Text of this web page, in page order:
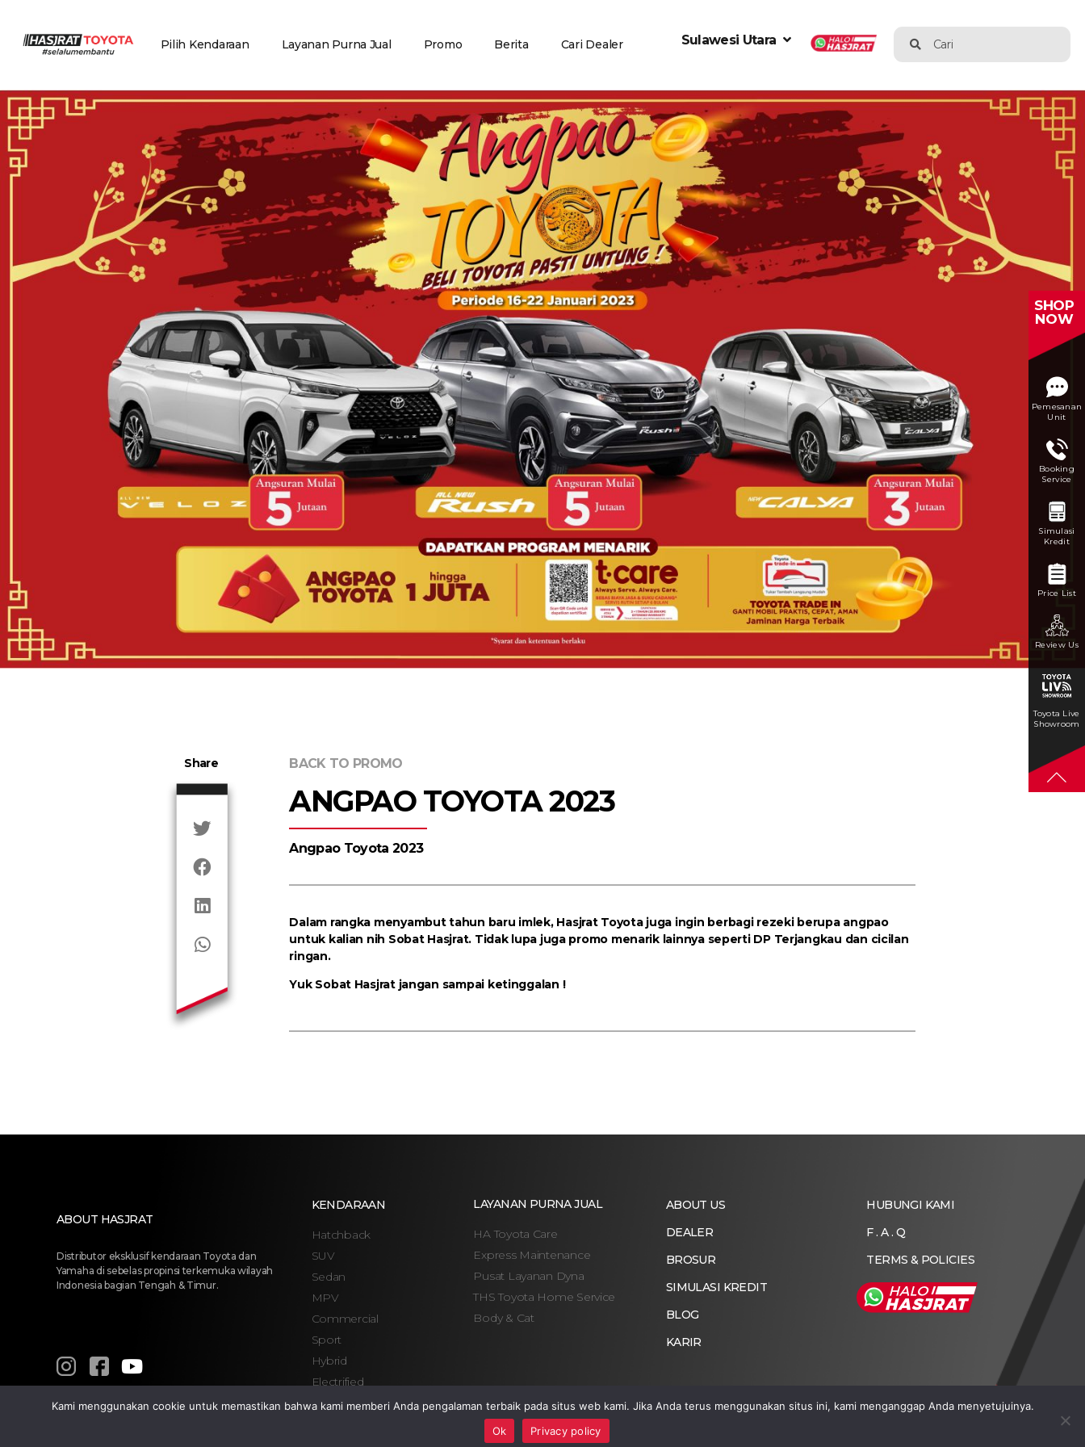
Pilih Kendaraan Layanan Purna Jual Promo Berita Cari Dealer Sulawesi Utara Cari
Share BACK TO PROMO
ANGPAO TOYOTA 2023
Angpao Toyota 2023
Dalam rangka menyambut tahun baru imlek, Hasjrat Toyota juga ingin berbagi rezeki berupa angpao
untuk kalian nih Sobat Hasjrat. Tidak lupa juga promo menarik lainnya seperti DP Terjangkau dan cicilan
ringan.
Yuk Sobat Hasjrat jangan sampai ketinggalan !
SHOP
NOW
Pemesanan
Unit
Booking
Service
Simulasi
Kredit
Price List
Review Us
Toyota Live
Showroom
ABOUT HASJRAT
Distributor eksklusif kendaraan Toyota dan
Yamaha di sebelas propinsi terkemuka wilayah
Indonesia bagian Tengah & Timur.
KENDARAAN
Hatchback
SUV
Sedan
MPV
Commercial
Sport
Hybrid
Electrified
LAYANAN PURNA JUAL
HA Toyota Care
Express Maintenance
Pusat Layanan Dyna
THS Toyota Home Service
Body & Cat
ABOUT US
DEALER
BROSUR
SIMULASI KREDIT
BLOG
KARIR
HUBUNGI KAMI
F . A . Q
TERMS & POLICIES
Kami menggunakan cookie untuk memastikan bahwa kami memberi Anda pengalaman terbaik pada situs web kami. Jika Anda terus menggunakan situs ini, kami menganggap Anda menyetujuinya.
Ok
Privacy policy